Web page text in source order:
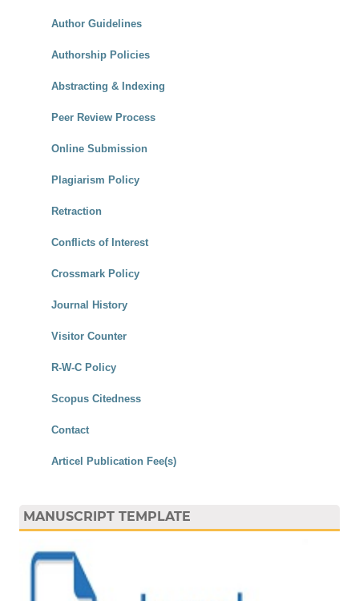
Author Guidelines
Authorship Policies
Abstracting & Indexing
Peer Review Process
Online Submission
Plagiarism Policy
Retraction
Conflicts of Interest
Crossmark Policy
Journal History
Visitor Counter
R-W-C Policy
Scopus Citedness
Contact
Articel Publication Fee(s)
MANUSCRIPT TEMPLATE